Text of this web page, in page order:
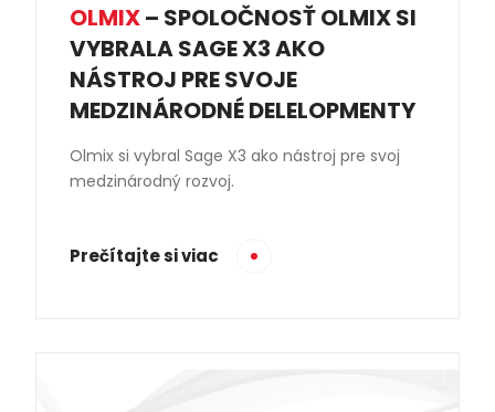
OLMIX– SPOLOČNOSŤ OLMIX SI
VYBRALA SAGE X3 AKO
NÁSTROJ PRE SVOJE
MEDZINÁRODNÉ DELELOPMENTY
Olmix si vybral Sage X3 ako nástroj pre svoj
medzinárodný rozvoj.
Prečítajte si viac